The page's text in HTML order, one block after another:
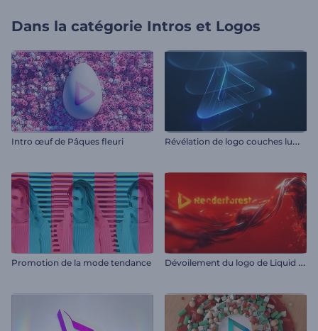
Dans la catégorie Intros et Logos
Intro œuf de Pâques fleuri R
évélation de logo couches lumineuses
Promotion de la mode tendance D
évoilement du logo de Liquid Fusion